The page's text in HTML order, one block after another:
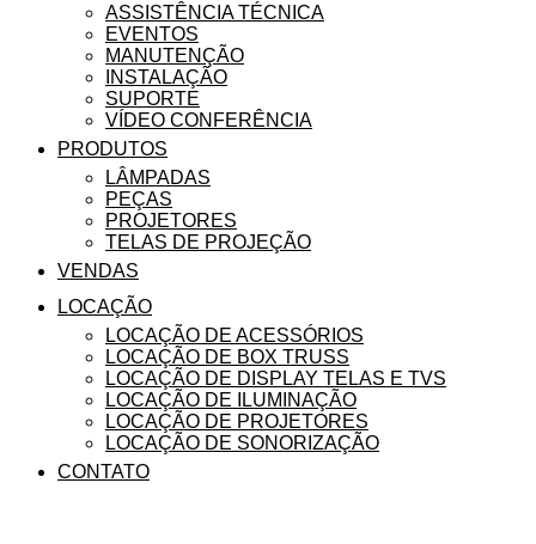
ASSISTÊNCIA TÉCNICA
EVENTOS
MANUTENÇÃO
INSTALAÇÃO
SUPORTE
VÍDEO CONFERÊNCIA
PRODUTOS
LÂMPADAS
PEÇAS
PROJETORES
TELAS DE PROJEÇÃO
VENDAS
LOCAÇÃO
LOCAÇÃO DE ACESSÓRIOS
LOCAÇÃO DE BOX TRUSS
LOCAÇÃO DE DISPLAY TELAS E TVS
LOCAÇÃO DE ILUMINAÇÃO
LOCAÇÃO DE PROJETORES
LOCAÇÃO DE SONORIZAÇÃO
CONTATO